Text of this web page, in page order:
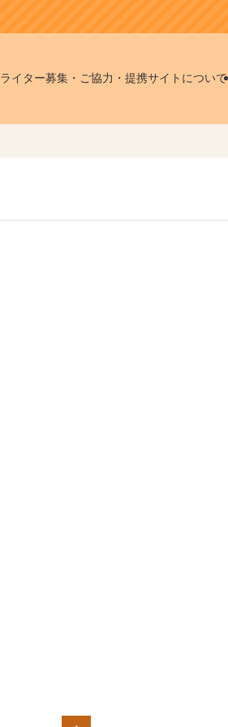
ライター募集・ご協力・提携サイトについて